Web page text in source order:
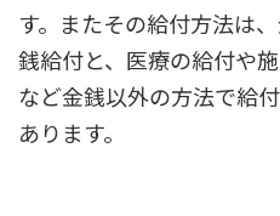
す。またその給付方法は
銭給付と、医療の給付や
など金銭以外の方法で給
あります。